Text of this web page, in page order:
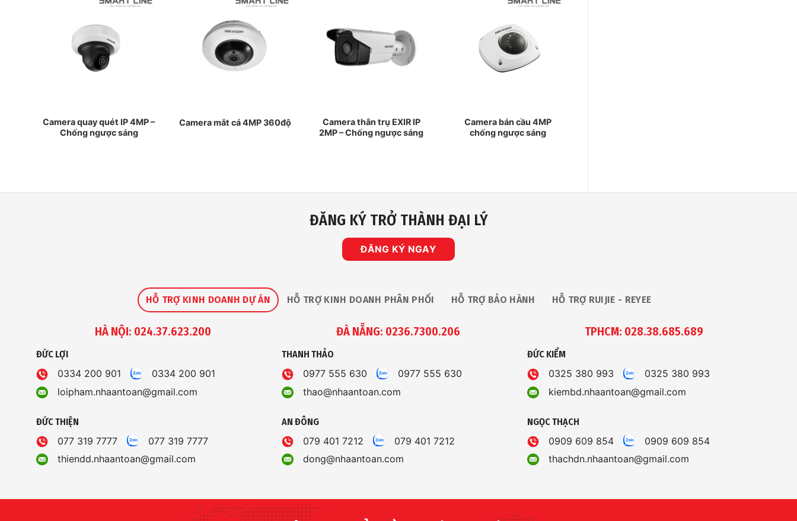
Camera quay quét IP 4MP –
Chống ngược sáng
Camera mắt cá 4MP 360độ
Camera thân trụ EXIR IP
2MP – Chống ngược sáng
Camera bán cầu 4MP
chống ngược sáng
ĐĂNG KÝ TRỞ THÀNH ĐẠI LÝ
ĐĂNG KÝ NGAY
HỖ TRỢ KINH DOANH DỰ ÁN HỖ TRỢ KINH DOANH PHÂN PHỐI HỖ TRỢ BẢO HÀNH HỖ TRỢ RUIJIE - REYEE
HÀ NỘI: 024.37.623.200
ĐỨC LỢI
0334 200 901
0334 200 901
loipham.nhaantoan@gmail.com
ĐỨC THIỆN
077 319 7777
077 319 7777
thiendd.nhaantoan@gmail.com
ĐÀ NẴNG: 0236.7300.206
THANH THẢO
0977 555 630
0977 555 630
thao@nhaantoan.com
AN ĐÔNG
079 401 7212
079 401 7212
dong@nhaantoan.com
TPHCM: 028.38.685.689
ĐỨC KIỂM
0325 380 993
0325 380 993
kiembd.nhaantoan@gmail.com
NGỌC THẠCH
0909 609 854
0909 609 854
thachdn.nhaantoan@gmail.com